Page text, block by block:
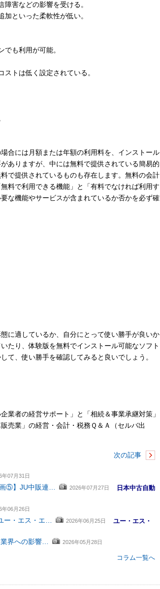
害などの影響を受ける。
といった柔軟性が低い。
も利用が可能。
トは低く設定されている。
合には月額または年額の利用料を、インストール
ありますが、中には無料で提供されている簡易的
で提供されているものも存在します。無料の会計
料で利用できる機能」と「有料でなければ利用す
な機能やサービスが含まれているか否かを必ず確
に適しているか、自分にとって使い勝手が良いか
たり、体験版を無料でインストール可能なソフト
て、使い勝手を確認してみると良いでしょう。
業者の経営サポート」と「相続＆事業承継対策」
売業」の経営・会計・税務Ｑ＆Ａ（セルバ出
次の記事
年07月31日
画⑤】JU中販連… 2026年07月27日 日本中古自動
年06月26日
ー・エス・エ… 2026年06月25日 ユー・エス・
業界への影響… 2026年05月28日
コラム一覧へ